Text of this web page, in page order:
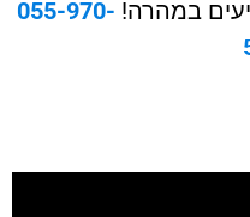
055-970-